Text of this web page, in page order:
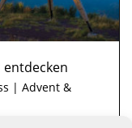
| Advent &